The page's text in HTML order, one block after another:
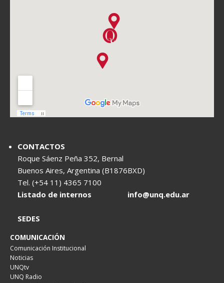
CONTACTOS
Roque Sáenz Peña 352, Bernal
Buenos Aires, Argentina (B1876BXD)
Tel. (+54 11) 4365 7100
Listado de internos
info@unq.edu.ar
SEDES
COMUNICACIÓN
Comunicación Institucional
Noticias
UNQtv
UNQ Radio